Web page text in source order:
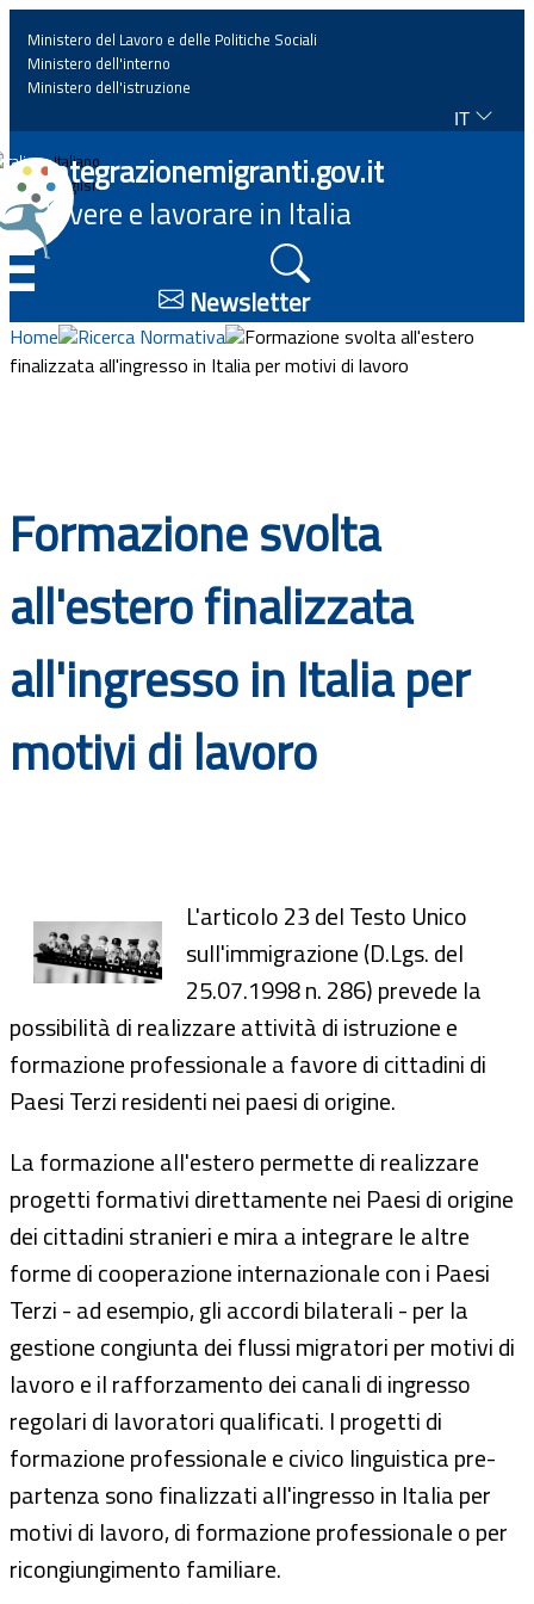
Home
News
Approfondimenti
Eventi
Documenti
Bandi
Guide
Ministero del Lavoro e delle Politiche Sociali
Ministero dell'interno
Ministero dell'istruzione
IT
Italiano
English
Integrazionemigranti.gov.it
Vivere e lavorare in Italia
Newsletter
Home Ricerca Normativa
Formazione svolta all'estero
finalizzata all'ingresso in Italia per motivi di lavoro
Formazione svolta
all'estero finalizzata
all'ingresso in Italia per
motivi di lavoro
L'articolo 23 del Testo Unico
sull'immigrazione (D.Lgs. del
25.07.1998 n. 286) prevede la
possibilità di realizzare attività di istruzione e
formazione professionale a favore di cittadini di
Paesi Terzi residenti nei paesi di origine.
La formazione all'estero permette di realizzare
progetti formativi direttamente nei Paesi di origine
dei cittadini stranieri e mira a integrare le altre
forme di cooperazione internazionale con i Paesi
Terzi - ad esempio, gli accordi bilaterali - per la
gestione congiunta dei flussi migratori per motivi di
lavoro e il rafforzamento dei canali di ingresso
regolari di lavoratori qualificati. I progetti di
formazione professionale e civico linguistica pre-
partenza sono finalizzati all'ingresso in Italia per
motivi di lavoro, di formazione professionale o per
ricongiungimento familiare.